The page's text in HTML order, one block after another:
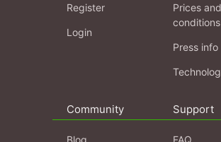
Register
Login
Prices and
conditions
Press info
Community
Blog
Support
FAQ